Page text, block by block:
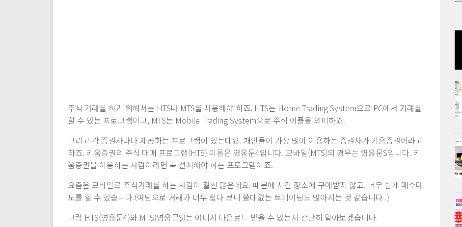
주식 거래를 하기 위해서는 HTS나 MTS를 사용해야 하죠. HTS는 Home Trading System으로 PC에서 거래를
할 수 있는 프로그램이고, MTS는 Mobile Trading System으로 주식 어플을 의미하죠.
그리고 각 증권사마다 제공하는 프로그램이 있는데요. 개인들이 가장 많이 이용하는 증권사가 키움증권이라고
하죠. 키움증권의 주식 매매 프로그램(HTS) 이름은 영웅문4입니다. 모바일(MTS)의 경우는 영웅문S입니다. 키
움증권을 이용하는 사람이라면 꼭 설치해야 하는 프로그램이죠.
요즘은 모바일로 주식거래를 하는 사람이 훨씬 많은데요. 때문에 시간 장소에 구애받지 않고, 너무 쉽게 매수매
도를 할 수 있습니다.(여담으로 거래가 너무 쉽다 보니 쓸데없는 트레이딩도 많아지는 것 같습니다..)
그럼 HTS(영웅문4)와 MTS(영웅문S)는 어디서 다운로드 받을 수 있는지 간단히 알아보겠습니다.